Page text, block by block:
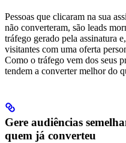
Pessoas que clicaram na sua
não converteram, são leads
tráfego gerado pela assinatura
visitantes com uma oferta
Como o tráfego vem dos seus
tendem a converter melhor do
Gere audiências
quem já converteu